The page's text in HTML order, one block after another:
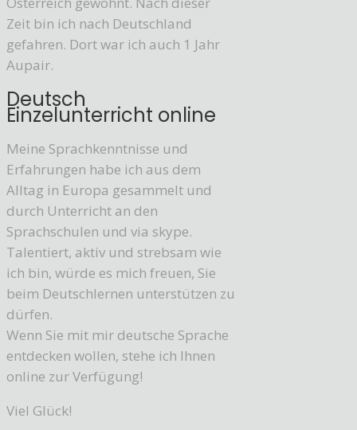
Zeit bin ich nach Deutschland
gefahren. Dort war ich auch 1 Jahr
Aupair.
Deutsch
Einzelunterricht online
Meine Sprachkenntnisse und
Erfahrungen habe ich aus dem
Alltag in Europa gesammelt und
durch Unterricht an den
Sprachschulen und via skype.
Talentiert, aktiv und strebsam wie
ich bin, würde es mich freuen, Sie
beim Deutschlernen unterstützen zu
dürfen.
Wenn Sie mit mir deutsche Sprache
entdecken wollen, stehe ich Ihnen
online zur Verfügung!
Viel Glück!